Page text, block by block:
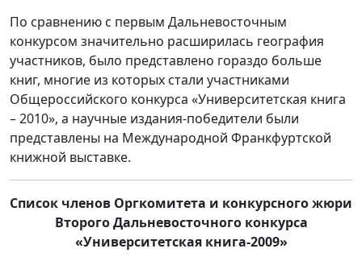
По сравнению с первым Дальневосточным
конкурсом значительно расширилась география
участников, было представлено гораздо больше
книг, многие из которых стали участниками
Общероссийского конкурса «Университетская книга
– 2010», а научные издания-победители были
представлены на Международной Франкфуртской
книжной выставке.
Список членов Оргкомитета и конкурсного жюри
Второго Дальневосточного конкурса
«Университетская книга-2009»